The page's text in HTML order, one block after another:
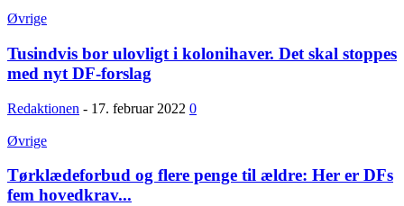
Øvrige
Tusindvis bor ulovligt i kolonihaver. Det skal stoppes
med nyt DF-forslag
Redaktionen - 17. februar 2022 0
Øvrige
Tørklædeforbud og flere penge til ældre: Her er DFs
fem hovedkrav...